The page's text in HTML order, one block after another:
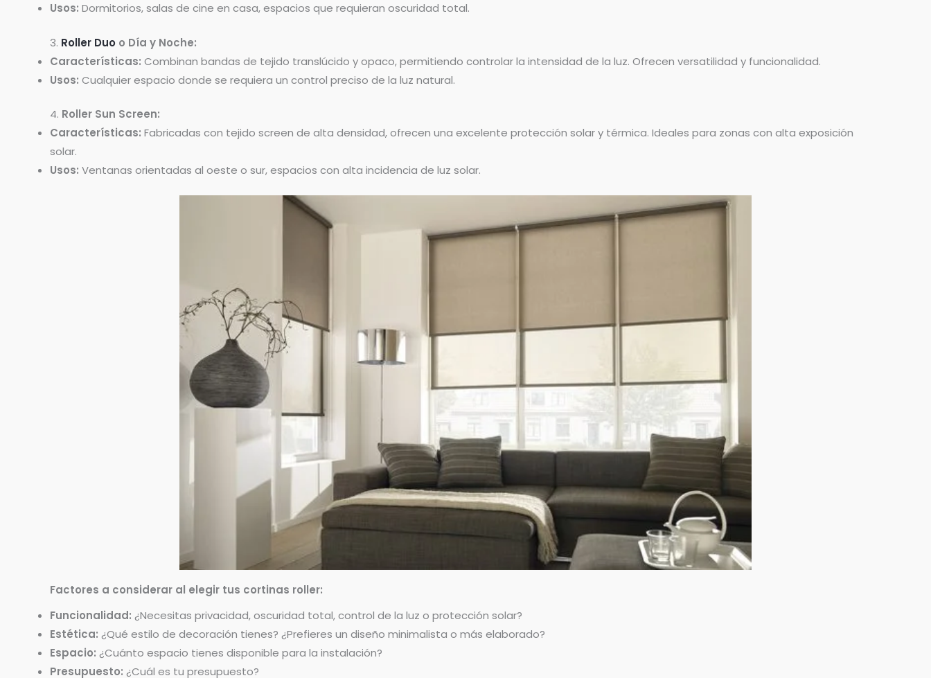
Usos: Dormitorios, salas de cine en casa, espacios que requieran oscuridad total.
3. Roller Duo o Día y Noche:
Características: Combinan bandas de tejido translúcido y opaco, permitiendo controlar la intensidad de la luz. Ofrecen versatilidad y funcionalidad.
Usos: Cualquier espacio donde se requiera un control preciso de la luz natural.
4. Roller Sun Screen:
Características: Fabricadas con tejido screen de alta densidad, ofrecen una excelente protección solar y térmica. Ideales para zonas con alta exposición
solar.
Usos: Ventanas orientadas al oeste o sur, espacios con alta incidencia de luz solar.
Factores a considerar al elegir tus cortinas roller:
Funcionalidad: ¿Necesitas privacidad, oscuridad total, control de la luz o protección solar?
Estética: ¿Qué estilo de decoración tienes? ¿Prefieres un diseño minimalista o más elaborado?
Espacio: ¿Cuánto espacio tienes disponible para la instalación?
Presupuesto: ¿Cuál es tu presupuesto?